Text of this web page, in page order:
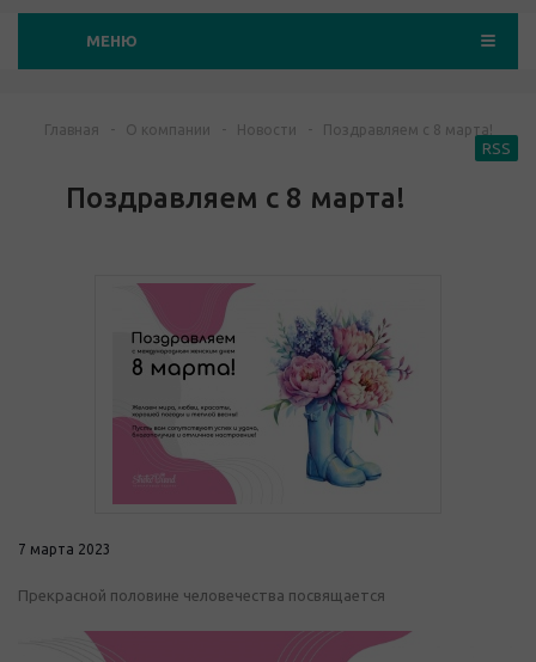
МЕНЮ
Главная - О компании - Новости - Поздравляем с 8 марта!
Поздравляем с 8 марта!
RSS
7 марта 2023
Прекрасной половине человечества посвящается